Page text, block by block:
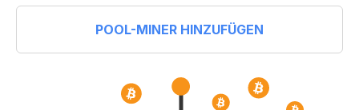
POOL-MINER HINZUFÜGEN